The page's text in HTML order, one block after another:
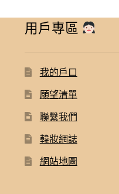
用戶專區
我的戶口
願望清單
聯繫我們
韓妝網誌
網站地圖